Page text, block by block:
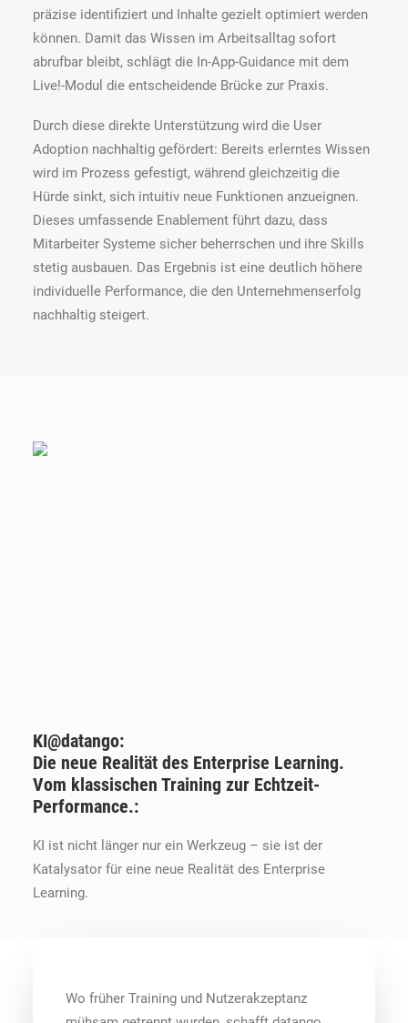
präzise identifiziert und Inhalte gezielt optimiert werden
können. Damit das Wissen im Arbeitsalltag sofort
abrufbar bleibt, schlägt die In-App-Guidance mit dem
Live!-Modul die entscheidende Brücke zur Praxis.
Durch diese direkte Unterstützung wird die User
Adoption nachhaltig gefördert: Bereits erlerntes Wissen
wird im Prozess gefestigt, während gleichzeitig die
Hürde sinkt, sich intuitiv neue Funktionen anzueignen.
Dieses umfassende Enablement führt dazu, dass
Mitarbeiter Systeme sicher beherrschen und ihre Skills
stetig ausbauen. Das Ergebnis ist eine deutlich höhere
individuelle Performance, die den Unternehmenserfolg
nachhaltig steigert.
KI@datango:
Die neue Realität des Enterprise Learning.
Vom klassischen Training zur Echtzeit-
Performance.:
KI ist nicht länger nur ein Werkzeug – sie ist der
Katalysator für eine neue Realität des Enterprise
Learning.
Wo früher Training und Nutzerakzeptanz